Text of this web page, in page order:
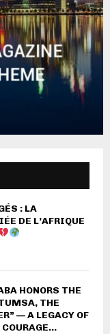
: LA
DE L’AFRIQUE
HONORS THE
THE
— A LEGACY OF